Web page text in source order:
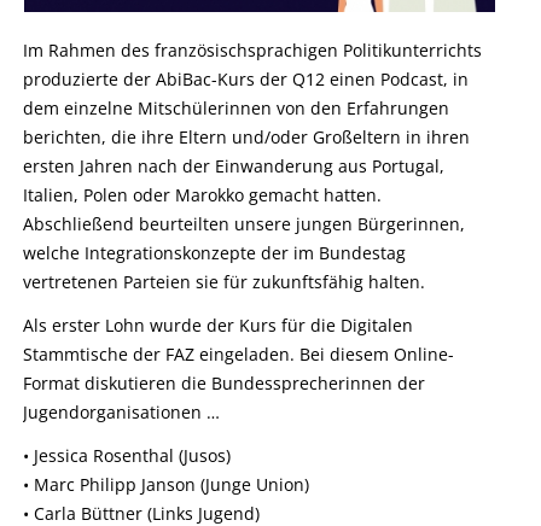
Im Rahmen des französischsprachigen Politikunterrichts
produzierte der AbiBac-Kurs der Q12 einen Podcast, in
dem einzelne Mitschülerinnen von den Erfahrungen
berichten, die ihre Eltern und/oder Großeltern in ihren
ersten Jahren nach der Einwanderung aus Portugal,
Italien, Polen oder Marokko gemacht hatten.
Abschließend beurteilten unsere jungen Bürgerinnen,
welche Integrationskonzepte der im Bundestag
vertretenen Parteien sie für zukunftsfähig halten.
Als erster Lohn wurde der Kurs für die Digitalen
Stammtische der FAZ eingeladen. Bei diesem Online-
Format diskutieren die Bundessprecherinnen der
Jugendorganisationen …
• Jessica Rosenthal (Jusos)
• Marc Philipp Janson (Junge Union)
• Carla Büttner (Links Jugend)